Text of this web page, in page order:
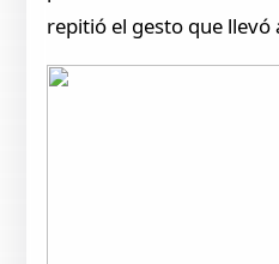
repitió el gesto que llevó